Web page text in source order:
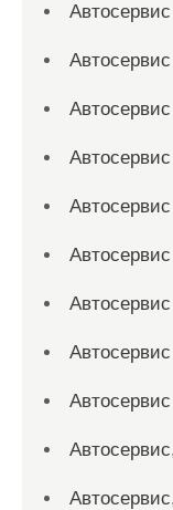
Автосервис
Автосервис
Автосервис
Автосервис
Автосервис
Автосервис
Автосервис
Автосервис
Автосервис